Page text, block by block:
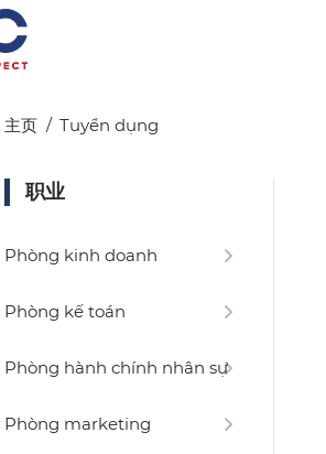
主页 Tuyển dụng
职业
Phòng kinh doanh
Phòng kế toán
Phòng hành chính nhân sự
Phòng marketing